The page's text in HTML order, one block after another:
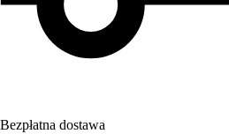
Bezpłatna dostawa